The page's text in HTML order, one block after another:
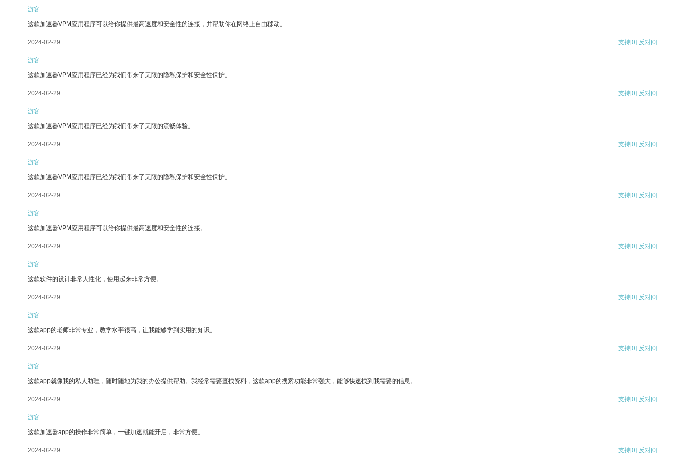
游客
这款加速器VPM应用程序可以给你提供最高速度和安全性的连接，并帮助你在网络上自由移动。
2024-02-29 支持[0] 反对[0]
游客
这款加速器VPM应用程序已经为我们带来了无限的隐私保护和安全性保护。
2024-02-29 支持[0] 反对[0]
游客
这款加速器VPM应用程序已经为我们带来了无限的流畅体验。
2024-02-29 支持[0] 反对[0]
游客
这款加速器VPM应用程序已经为我们带来了无限的隐私保护和安全性保护。
2024-02-29 支持[0] 反对[0]
游客
这款加速器VPM应用程序可以给你提供最高速度和安全性的连接。
2024-02-29 支持[0] 反对[0]
游客
这款软件的设计非常人性化，使用起来非常方便。
2024-02-29 支持[0] 反对[0]
游客
这款app的老师非常专业，教学水平很高，让我能够学到实用的知识。
2024-02-29 支持[0] 反对[0]
游客
这款app就像我的私人助理，随时随地为我的办公提供帮助。我经常需要查找资料，这款app的搜索功能非常强大，能够快速找到我需要的信息。
2024-02-29 支持[0] 反对[0]
游客
这款加速器app的操作非常简单，一键加速就能开启，非常方便。
2024-02-29 支持[0] 反对[0]